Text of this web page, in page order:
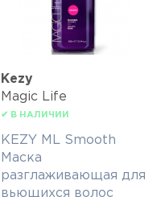
Kezy
Magic Life
✔ В НАЛИЧИИ
KEZY ML Smooth
Маска
разглаживающая для
вьющихся волос